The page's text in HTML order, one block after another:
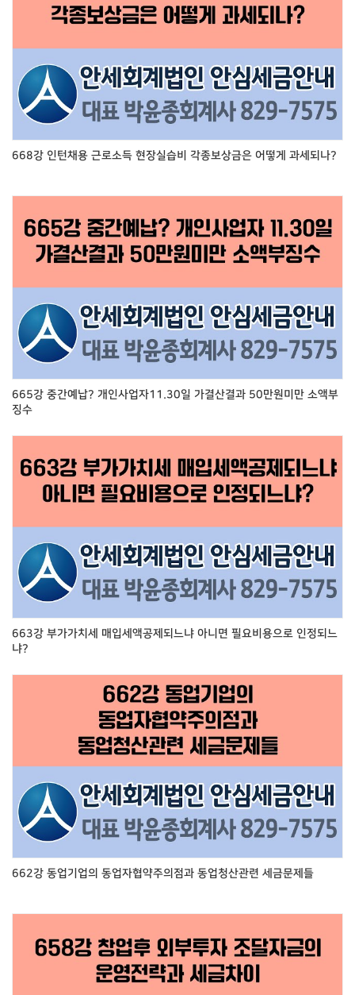
668강 인턴채용 근로소득 현장실습비 각종보상금은 어떻게 과세되나?
665강 중간예납? 개인사업자11.30일 가결산결과 50만원미만 소액부
징수
663강 부가가치세 매입세액공제되느냐 아니면 필요비용으로 인정되느
냐?
662강 동업기업의 동업자협약주의점과 동업청산관련 세금문제들